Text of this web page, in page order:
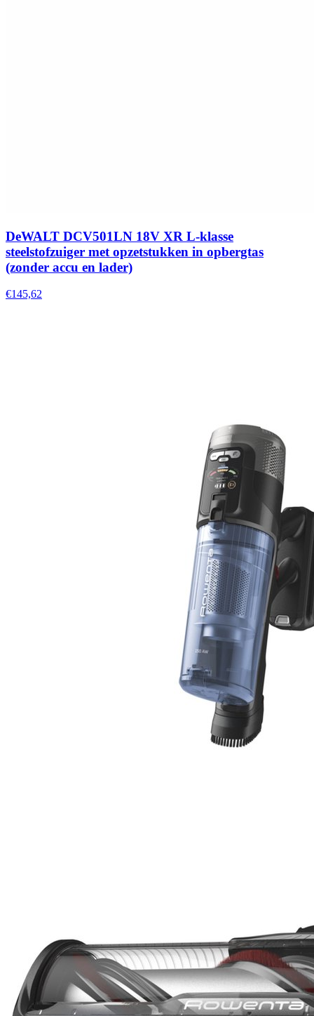
DeWALT DCV501LN 18V XR L-klasse
steelstofzuiger met opzetstukken in opbergtas
(zonder accu en lader)
€145,62